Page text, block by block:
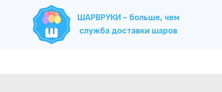
ШАРВРУКИ - больше, чем
служба доставки шаров